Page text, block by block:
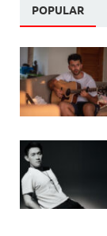
POPULAR